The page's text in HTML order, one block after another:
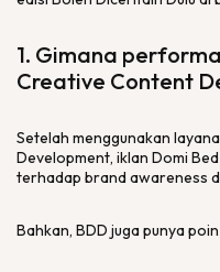
1. Gimana
Creative Content
Setelah menggunakan
Development, iklan Domi
terhadap brand awareness
Bahkan, BDD juga punya